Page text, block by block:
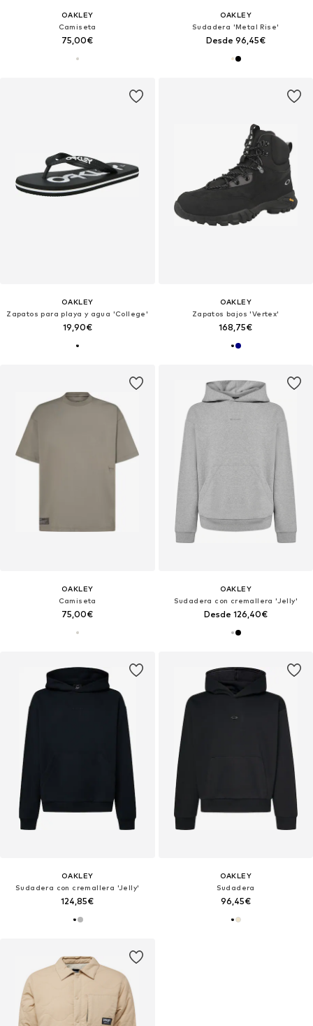
OAKLEY
Camiseta
75,00€
OAKLEY
Sudadera 'Metal Rise'
Desde 96,45€
OAKLEY
Zapatos para playa y agua 'College'
19,90€
OAKLEY
Zapatos bajos 'Vertex'
168,75€
OAKLEY
Camiseta
75,00€
OAKLEY
Sudadera con cremallera 'Jelly'
Desde 126,40€
OAKLEY
Sudadera con cremallera 'Jelly'
124,85€
OAKLEY
Sudadera
96,45€